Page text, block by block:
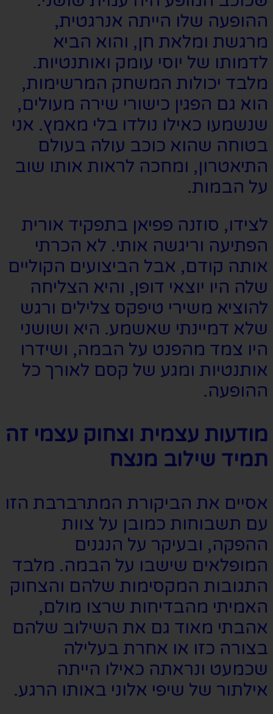
ההופעה שלו הייתה אנרגטית,
מרגשת ומלאת חן, והוא הביא
לדמותו של יוסי עומק ואותנטיות.
מלבד יכולות המשחק המרשימות,
הוא גם הפגין כישורי שירה מעולים,
שנשמעו כאילו נולדו בלי מאמץ. אני
בטוחה שהוא כוכב עולה בעולם
התיאטרון, ומחכה לראות אותו שוב
על הבמות.
לצידו, סוזנה פפיאן בתפקיד אורית
הפתיעה וריגשה אותי. לא הכרתי
אותה קודם, אבל הביצועים הקוליים
שלה היו יוצאי דופן, והיא הצליחה
להוציא משירי טיפקס צלילים ורגש
שלא דמיינתי שאשמע. היא ושושני
היו צמד מהפנט על הבמה, ושידרו
אותנטיות ומגע של קסם לאורך כל
ההופעה.
מודעות עצמית וצחוק עצמי זה
תמיד שילוב מנצח
אסיים את הביקורת המתרברבת הזו
עם תשבוחות כמובן על צוות
ההפקה, ובעיקר על הנגנים
המופלאים שישבו על הבמה. מלבד
התגובות המקסימות שלהם והצחוק
האמיתי מהבדיחות שרצו מולם,
אהבתי מאוד גם את השילוב שלהם
בצורה כזו או אחרת בעלילה
שכמעט ונראתה כאילו הייתה
אילתור של שיפי אלוני באותו הרגע.